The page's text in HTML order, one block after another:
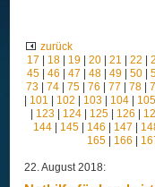
zurück
17
18| 19| 20| 21 22
45| 46 47 48| 49| 50|
73
74 75 76 77 78
101 102 103 104 105
123| 124| 125| 126
144| 145| 146 147
165| 166
22. August 2018: